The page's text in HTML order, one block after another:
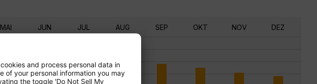
MAI JUN JUL AUG SEP OKT NOV DEZ